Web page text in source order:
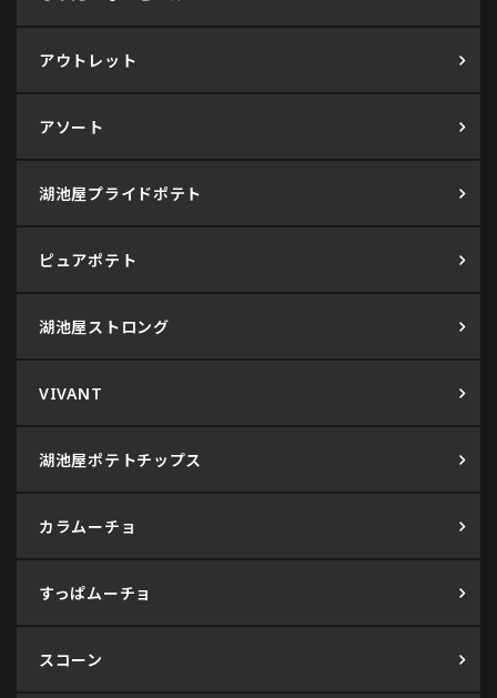
アウトレット
アソート
湖池屋プライドポテト
ピュアポテト
湖池屋ストロング
VIVANT
湖池屋ポテトチップス
カラムーチョ
すっぱムーチョ
スコーン